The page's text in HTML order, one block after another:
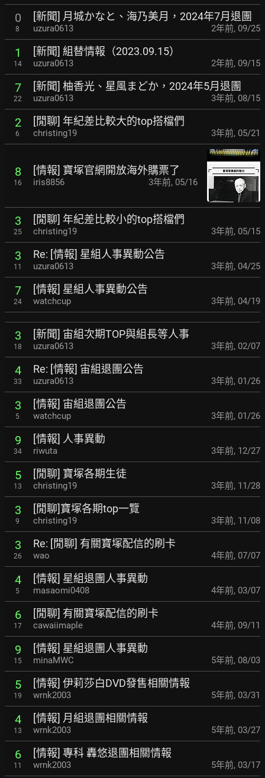
0
8
[新聞] 月城かなと、海乃美月，2024年7月退團
uzura0613 2年前, 09/25
1
14
[新聞] 組替情報（2023.09.15）
uzura0613 2年前, 09/15
7
22
[新聞] 柚香光、星風まどか，2024年5月退團
uzura0613 3年前, 08/15
2
6
[閒聊] 年紀差比較大的top搭檔們
christing19 3年前, 05/21
8
16
[情報] 寶塚官網開放海外購票了
iris8856 3年前, 05/16
3
25
[閒聊] 年紀差比較小的top搭檔們
christing19 3年前, 05/15
3
11
Re: [情報] 星組人事異動公告
uzura0613 3年前, 04/25
7
24
[情報] 星組人事異動公告
watchcup 3年前, 04/19
3
18
[新聞] 宙組次期TOP與組長等人事
uzura0613 3年前, 02/07
4
33
Re: [情報] 宙組退團公告
uzura0613 3年前, 01/26
3
5
[情報] 宙組退團公告
watchcup 3年前, 01/26
9
34
[情報] 人事異動
riwuta 3年前, 12/27
5
13
[閒聊] 寶塚各期生徒
christing19 3年前, 11/28
3
9
[閒聊]寶塚各期top一覽
christing19 3年前, 11/08
3
26
Re: [閒聊] 有關寶塚配信的刷卡
wao 4年前, 07/07
4
5
[情報] 星組退團人事異動
masaomi0408 4年前, 03/07
6
17
[閒聊] 有關寶塚配信的刷卡
cawaiimaple 4年前, 09/11
9
15
[情報] 星組退團人事異動
minaMWC 5年前, 08/03
5
19
[情報] 伊莉莎白DVD發售相關情報
wrnk2003 5年前, 03/31
4
13
[情報] 月組退團相關情報
wrnk2003 5年前, 03/27
6
11
[情報] 專科 轟悠退團相關情報
wrnk2003 5年前, 03/17